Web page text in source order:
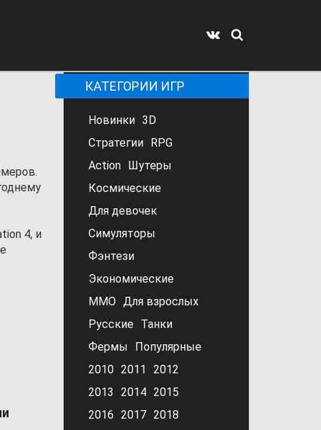
4, и
КАТЕГОРИИ ИГР
Новинки 3D
Стратегии
RPG
Action
Шутеры
Космические
Для девочек
Симуляторы
Фэнтези
Экономические
MMO Для взрослых
Русские
Танки
Фермы
Популярные
2010 2011
2012
2013
2014 2015
2016 2017 2018